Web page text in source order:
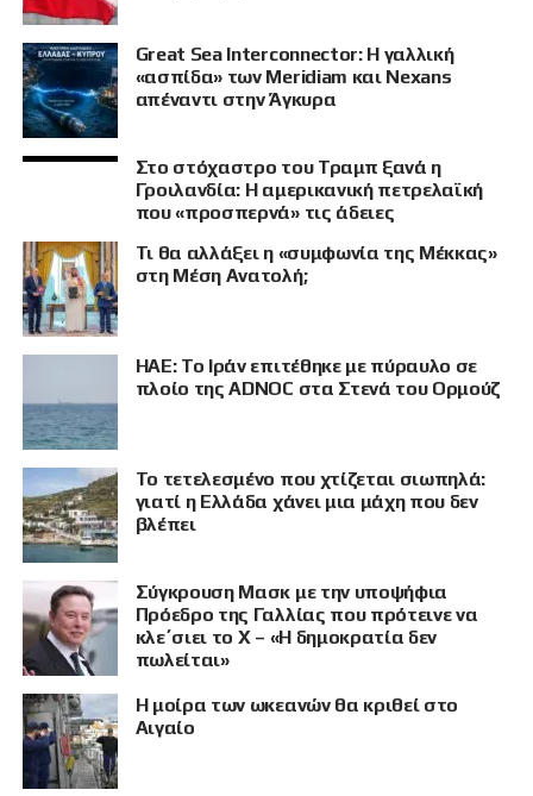
Great Sea Interconnector: Η γαλλική
«ασπίδα» των Meridiam και Nexans
απέναντι στην Άγκυρα
Στο στόχαστρο του Τραμπ ξανά η
Γροιλανδία: Η αμερικανική πετρελαϊκή
που «προσπερνά» τις άδειες
Τι θα αλλάξει η «συμφωνία της Μέκκας»
στη Μέση Ανατολή;
ΗΑΕ: Το Ιράν επιτέθηκε με πύραυλο σε
πλοίο της ADNOC στα Στενά του Ορμούζ
Το τετελεσμένο που χτίζεται σιωπηλά:
γιατί η Ελλάδα χάνει μια μάχη που δεν
βλέπει
Σύγκρουση Μασκ με την υποψήφια
Πρόεδρο της Γαλλίας που πρότεινε να
κλε΄σιει το X – «Η δημοκρατία δεν
πωλείται»
Η μοίρα των ωκεανών θα κριθεί στο
Αιγαίο